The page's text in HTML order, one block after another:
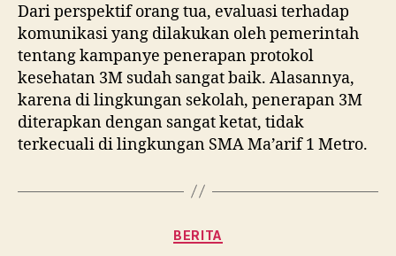
Dari perspektif orang tua, evaluasi terhadap
komunikasi yang dilakukan oleh pemerintah
tentang kampanye penerapan protokol
kesehatan 3M sudah sangat baik. Alasannya,
karena di lingkungan sekolah, penerapan 3M
diterapkan dengan sangat ketat, tidak
terkecuali di lingkungan SMA Ma’arif 1 Metro.
Kategori
BERITA